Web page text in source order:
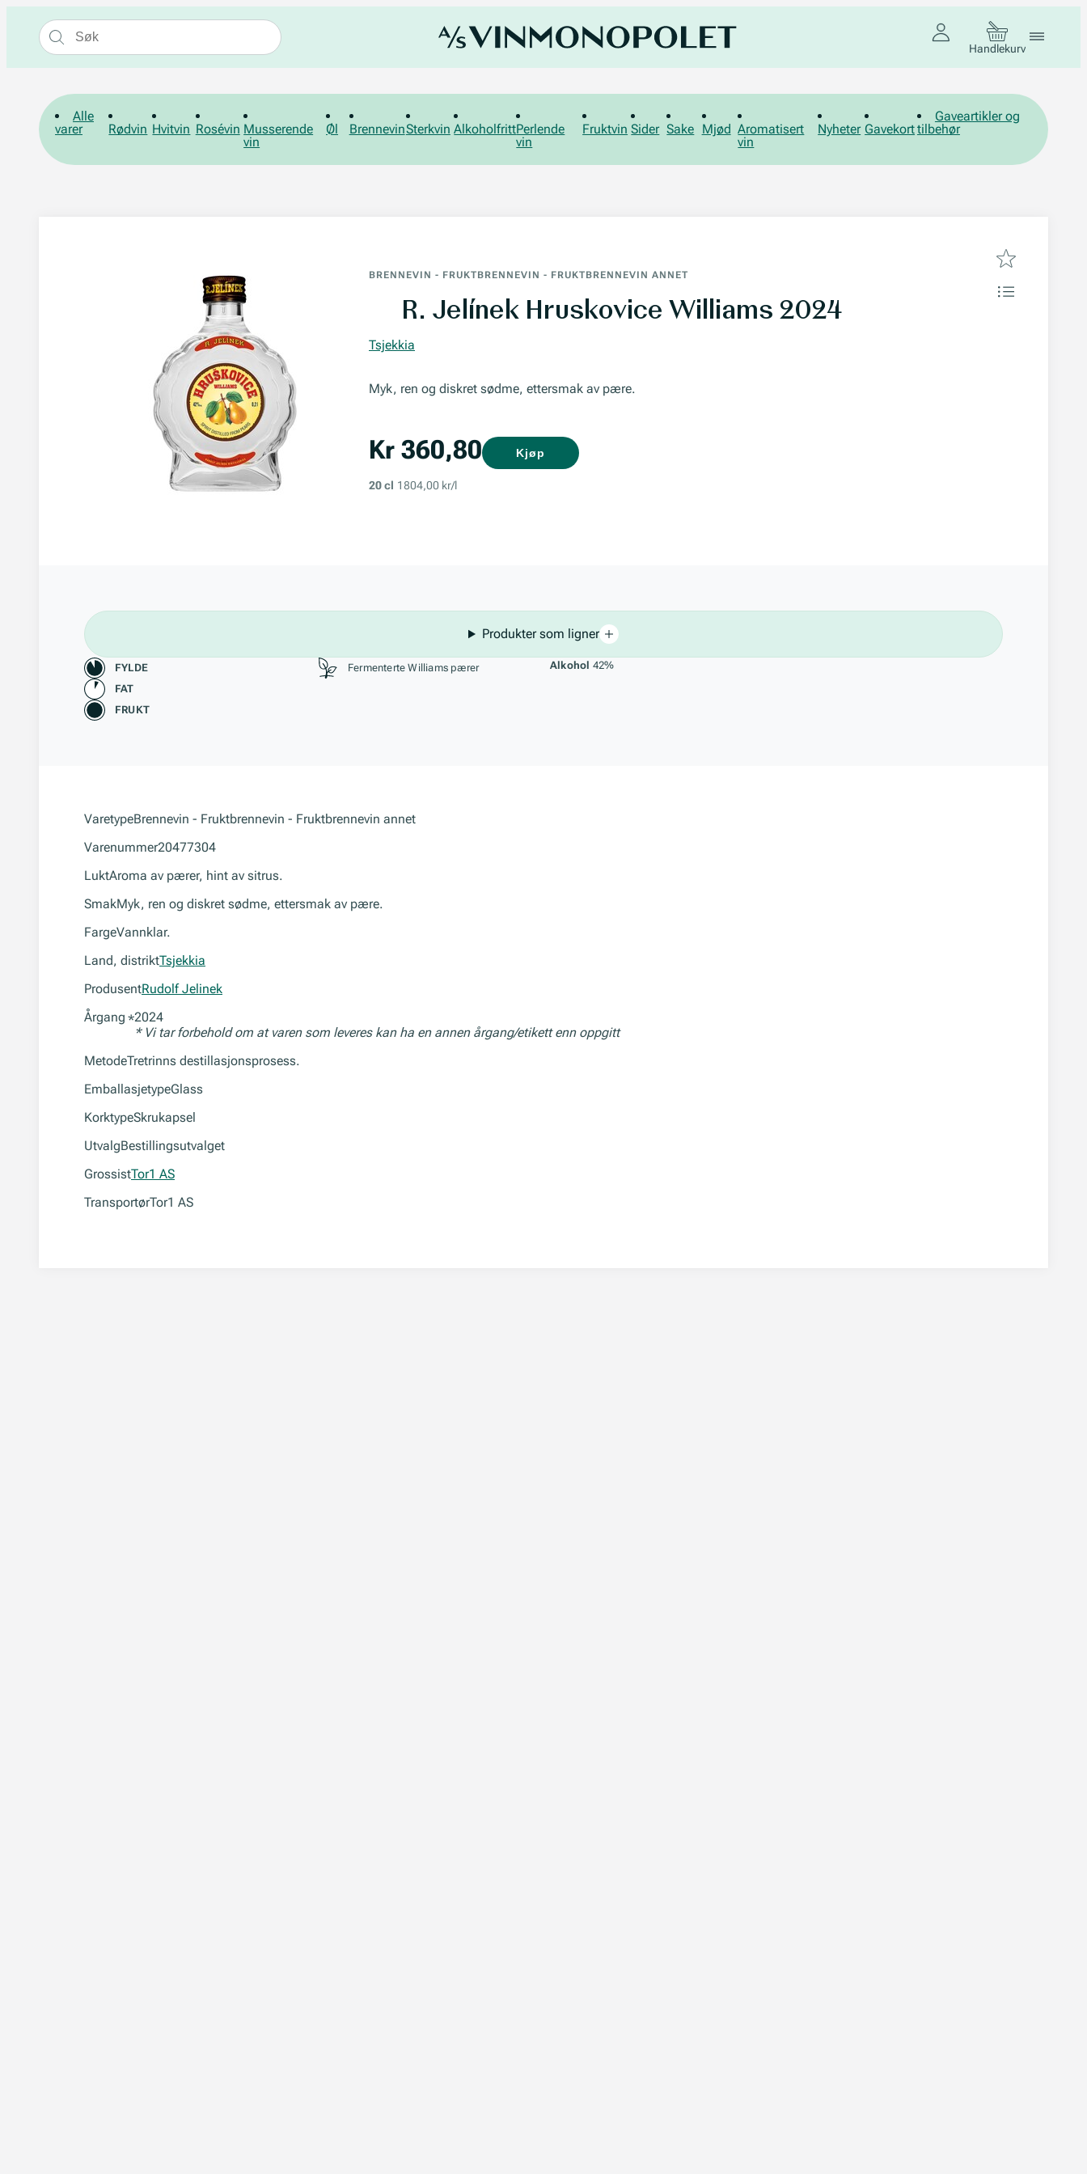
Handlekurv
Alle
varer
Rødvin Hvitvin Rosévin Musserende
vin
Øl BrennevinSterkvin AlkoholfrittPerlende
vin
Fruktvin Sider Sake Mjød Aromatisert
vin
Nyheter Gavekort
Gaveartikler og
tilbehør
BRENNEVIN - FRUKTBRENNEVIN - FRUKTBRENNEVIN ANNET
R. Jelínek Hruskovice Williams 2024
Tsjekkia
Myk, ren og diskret sødme, ettersmak av pære.
Kr 360,80
20 cl 1804,00 kr/l
Kjøp
Produkter som ligner
Karakteristikk
FYLDE
FAT
FRUKT
Stil, lagring og råstoff
Fermenterte Williams pærer Alkohol 42%
VaretypeBrennevin - Fruktbrennevin - Fruktbrennevin annet
Varenummer20477304
LuktAroma av pærer, hint av sitrus.
SmakMyk, ren og diskret sødme, ettersmak av pære.
FargeVannklar.
Land, distriktTsjekkia
ProdusentRudolf Jelinek
Årgang *2024
* Vi tar forbehold om at varen som leveres kan ha en annen årgang/etikett enn oppgitt
MetodeTretrinns destillasjonsprosess.
EmballasjetypeGlass
KorktypeSkrukapsel
UtvalgBestillingsutvalget
GrossistTor1 AS
TransportørTor1 AS